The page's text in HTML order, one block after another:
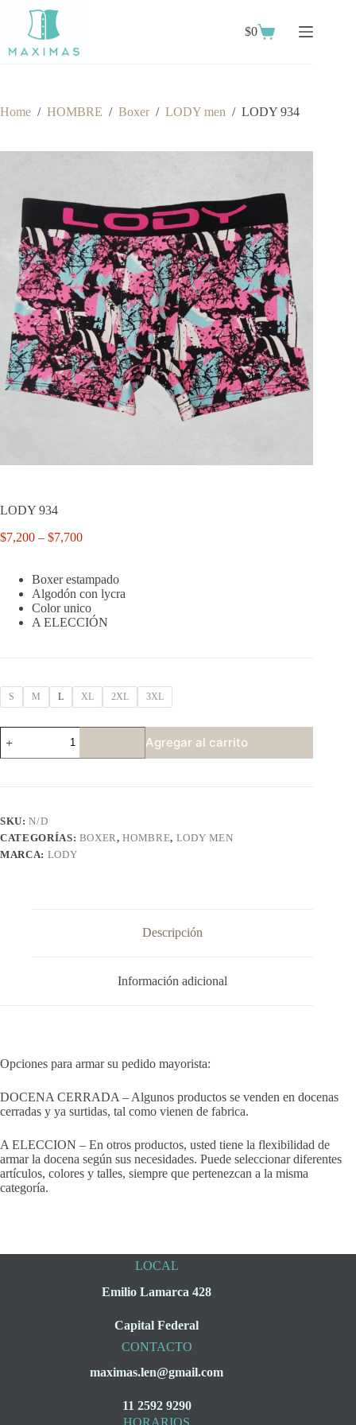
content
Shopping
$0
Home / HOMBRE / Boxer / LODY men / LODY 934
LODY 934
$7,200 – $7,700Price
through
$7,700
Boxer estampado
Algodón con lycra
Color unico
A ELECCIÓN
S M L XL 2XL 3XL
LODY
934
cantidad
Agregar al carrito
SKU:N/D
CATEGORÍAS: BOXER,HOMBRE, LODY MEN
MARCA: LODY
Descripción
Información adicional
Opciones para armar su pedido mayorista:
DOCENA CERRADA – Algunos productos se venden en docenas
cerradas y ya surtidas, tal como vienen de fabrica.
A ELECCION – En otros productos, usted tiene la flexibilidad de
armar la docena según sus necesidades. Puede seleccionar diferentes
artículos, colores y talles, siempre que pertenezcan a la misma
categoría.
LOCAL
Emilio Lamarca 428
Capital Federal
CONTACTO
maximas.len@gmail.com
11 2592 9290